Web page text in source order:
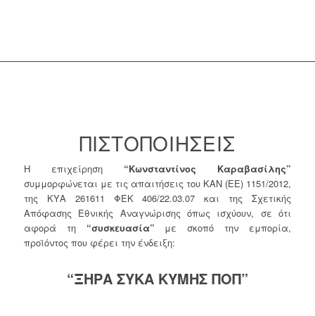
ΠΙΣΤΟΠΟΙΗΣΕΙΣ
Η επιχείρηση“Κωνσταντίνος Καραβασίλης”
συμμορφώνεται με τις απαιτήσεις του ΚΑΝ (ΕΕ) 1151/2012,
της ΚΥΑ 261611 ΦΕΚ 406/22.03.07 και της Σχετικής
Απόφασης Εθνικής Αναγνώρισης όπως ισχύουν, σε ότι
αφορά τη“συσκευασία” με σκοπό την εμπορία,
προϊόντος που φέρει την ένδειξη:
“ΞΗΡΑ ΣΥΚΑ ΚΥΜΗΣ ΠΟΠ”